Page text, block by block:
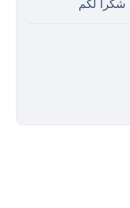
شكرا لكم